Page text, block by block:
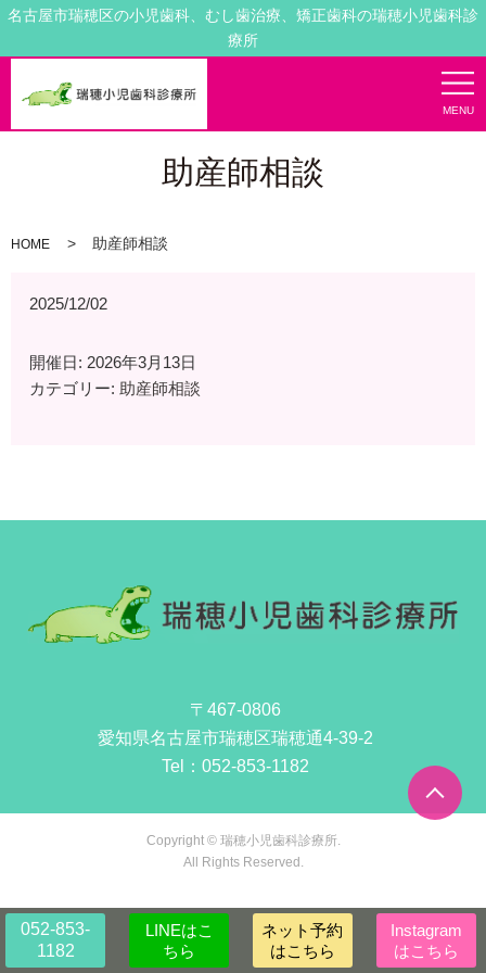
名古屋市瑞穂区の小児歯科、むし歯治療、矯正歯科の瑞穂小児歯科診
療所
MENU
助産師相談
HOME 助産師相談
2025/12/02
開催日: 2026年3月13日
カテゴリー: 助産師相談
052-853-
1182
LINEはこ
ちら
ネット予約
はこちら
Instagram
はこちら
〒467-0806
愛知県名古屋市瑞穂区瑞穂通4-39-2
Tel： 052-853-1182
Copyright © 瑞穂小児歯科診療所.
All Rights Reserved.